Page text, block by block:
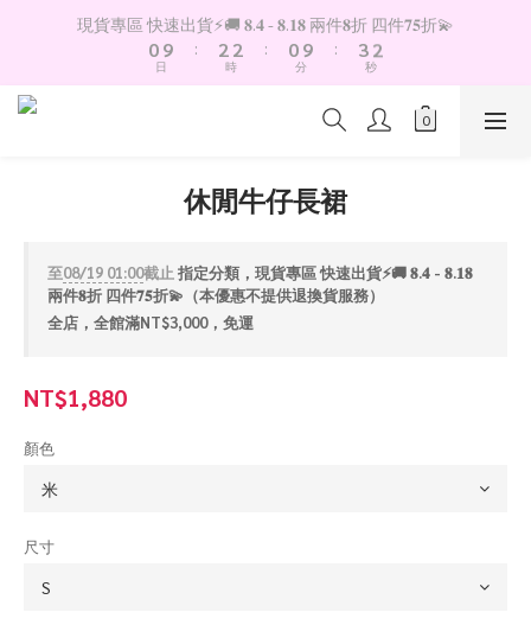
現貨專區 快速出貨⚡️🚚 𝟖.𝟒 - 𝟖.𝟏𝟖 兩件𝟖折 四件𝟕𝟓折💫
1
09
8
0
日
:
3
2
1
3
2
1
時
:
1
09
8
3
0
分
:
4
3
2
0
3
2
1
秒
休閒牛仔長裙
至08/19 01:00截止 指定分類，現貨專區 快速出貨⚡️🚚 𝟖.𝟒 - 𝟖.𝟏𝟖
兩件𝟖折 四件𝟕𝟓折💫（本優惠不提供退換貨服務）
全店，全館滿NT$3,000，免運
NT$1,880
顏色
尺寸